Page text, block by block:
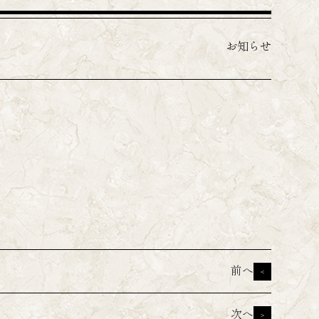
お知らせ
前へ <
次へ >